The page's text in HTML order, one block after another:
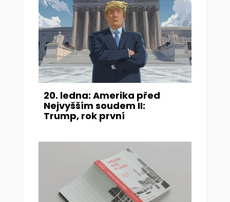
20. ledna: Amerika před
Nejvyšším soudem II:
Trump, rok první